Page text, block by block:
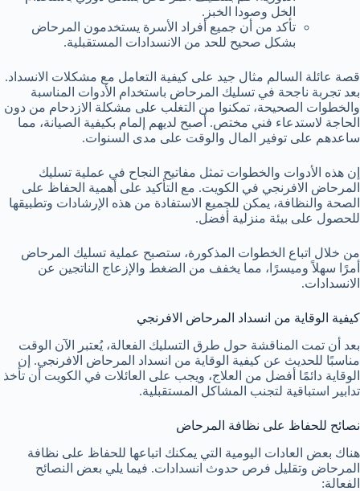
الخل وصودا الخبز.
تأكد من أن جميع أفراد الأسرة يستخدمون المرحاض
بشكل صحيح للحد من الانسدادات المستقبلية.
قصة عائلة السالم مثال جيد على كيفية التعامل مع مشكلات الانسداد.
بعد تجربة ناجحة في تسليك المرحاض باستخدام الأدوات المناسبة
والخطوات الصحيحة، تمكنوا من التغلب على مشكلة الازدحام من دون
الحاجة لاستدعاء فني مختص. أصبح لديهم إلمام بكيفية الصيانة، مما
ساعدهم على توفير المال والوقت على مدى السنوات.
إن هذه الأدوات والخطوات تمثل مفاتيح النجاح في عملية تسليك
المرحاض الافرنجي في الكويت. مع التأكيد على أهمية الحفاظ على
الصحة والنظافة، يمكن للجميع الاستفادة من هذه الإرشادات وتطبيقها
للحصول على بيئة منزلية أفضل.
من خلال اتباع الخطوات المذكورة، ستصبح عملية تسليك المرحاض
أمرًا سهلاً وميسرًا، مما يخفف من الضغط والإزعاج الناتجين عن
الانسدادات.
كيفية الوقاية من انسداد المرحاض الافرنجي
بعد أن تمت المناقشة حول طرق التسليك الفعالة، يُعتبر الآن الوقت
مناسبًا للحديث عن كيفية الوقاية من انسداد المرحاض الافرنجي. إن
الوقاية دائمًا أفضل من العلاج، ويجب على العائلات في الكويت أن تأخذ
تدابير استباقية لتجنب المشاكل المستقبلية.
نصائح للحفاظ على نظافة المرحاض
هناك بعض العادات اليومية التي يمكنك اتباعها للحفاظ على نظافة
المرحاض وتقليل فرص حدوث انسدادات. فيما يلي بعض النصائح
الفعالة: